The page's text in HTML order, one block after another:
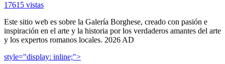
17615 vistas
Este sitio web es sobre la Galería Borghese, creado con pasión e
inspiración en el arte y la historia por los verdaderos amantes del arte
y los expertos romanos locales. 2026 AD
style="display: inline;">